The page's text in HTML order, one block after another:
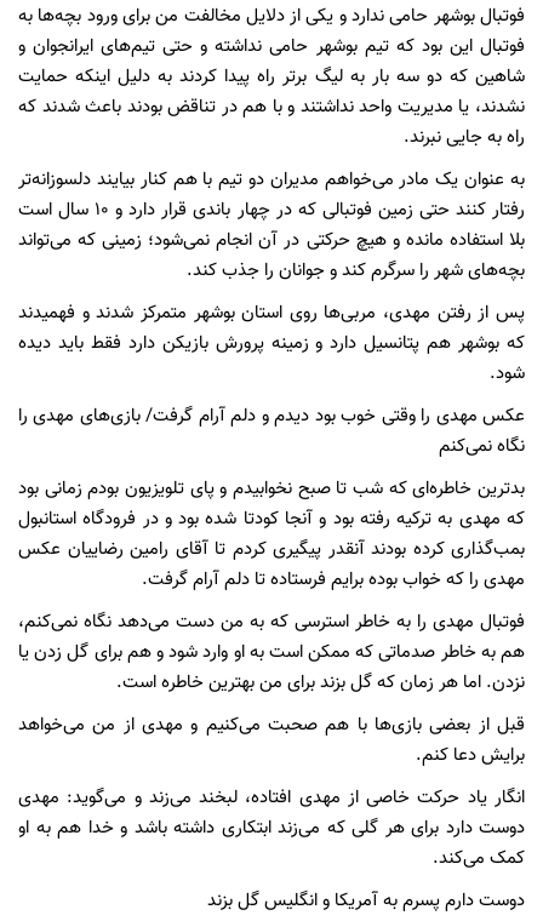
فوتبال بوشهر حامی ندارد و یکی از دلایل مخالفت من برای ورود بچه‌ها به
فوتبال این بود که تیم بوشهر حامی نداشته و حتی تیم‌های ایرانجوان و
شاهین که دو سه بار به لیگ برتر راه پیدا کردند به دلیل اینکه حمایت
نشدند، یا مدیریت واحد نداشتند و با هم در تناقض بودند باعث شدند که
راه به جایی نبرند.
به عنوان یک مادر می‌خواهم مدیران دو تیم با هم کنار بیایند دلسوزانه‌تر
رفتار کنند حتی زمین فوتبالی که در چهار باندی قرار دارد و ۱۰ سال است
بلا استفاده مانده و هیچ حرکتی در آن انجام نمی‌شود؛ زمینی که می‌تواند
بچه‌های شهر را سرگرم کند و جوانان را جذب کند.
پس از رفتن مهدی، مربی‌ها روی استان بوشهر متمرکز شدند و فهمیدند
که بوشهر هم پتانسیل دارد و زمینه پرورش بازیکن دارد فقط باید دیده
شود.
عکس مهدی را وقتی خوب بود دیدم و دلم آرام گرفت/ بازی‌های مهدی را
نگاه نمی‌کنم
بدترین خاطره‌ای که شب تا صبح نخوابیدم و پای تلویزیون بودم زمانی بود
که مهدی به ترکیه رفته بود و آنجا کودتا شده بود و در فرودگاه استانبول
بمب‌گذاری کرده بودند آنقدر پیگیری کردم تا آقای رامین رضاییان عکس
مهدی را که خواب بوده برایم فرستاده تا دلم آرام گرفت.
فوتبال مهدی را به خاطر استرسی که به من دست می‌دهد نگاه نمی‌کنم،
هم به خاطر صدماتی که ممکن است به او وارد شود و هم برای گل زدن یا
نزدن. اما هر زمان که گل بزند برای من بهترین خاطره است.
قبل از بعضی بازی‌ها با هم صحبت می‌کنیم و مهدی از من می‌خواهد
برایش دعا کنم.
انگار یاد حرکت خاصی از مهدی افتاده، لبخند می‌زند و می‌گوید: مهدی
دوست دارد برای هر گلی که می‌زند ابتکاری داشته باشد و خدا هم به او
کمک می‌کند.
دوست دارم پسرم به آمریکا و انگلیس گل بزند